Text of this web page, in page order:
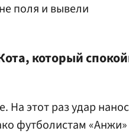
поля и вывели
который
На этот раз удар
футболистам «Анжи»